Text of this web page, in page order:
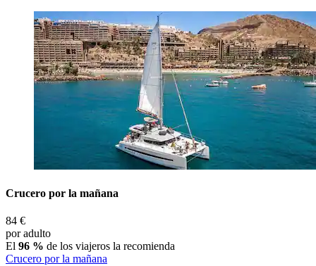
Crucero por la mañana
84 €
por adulto
El 96 % de los viajeros la recomienda
Crucero por la mañana